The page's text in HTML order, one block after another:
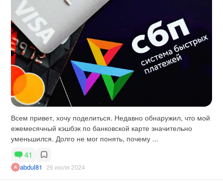
Всем привет, хочу поделиться. Недавно обнаружил, что мой
ежемесячный кэшбэк по банковской карте значительно
уменьшился. Долго не мог понять, почему ...
41
abdul81 26 июля 2024